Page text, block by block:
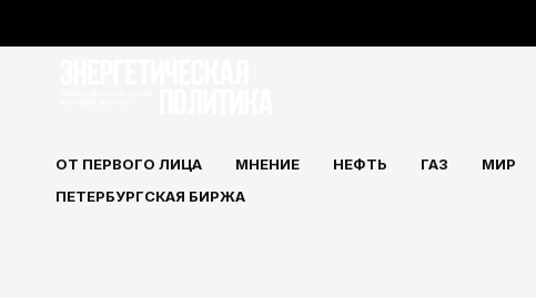
ОТ ПЕРВОГО ЛИЦА МНЕНИЕ НЕФТЬ ГАЗ МИР
ПЕТЕРБУРГСКАЯ БИРЖА